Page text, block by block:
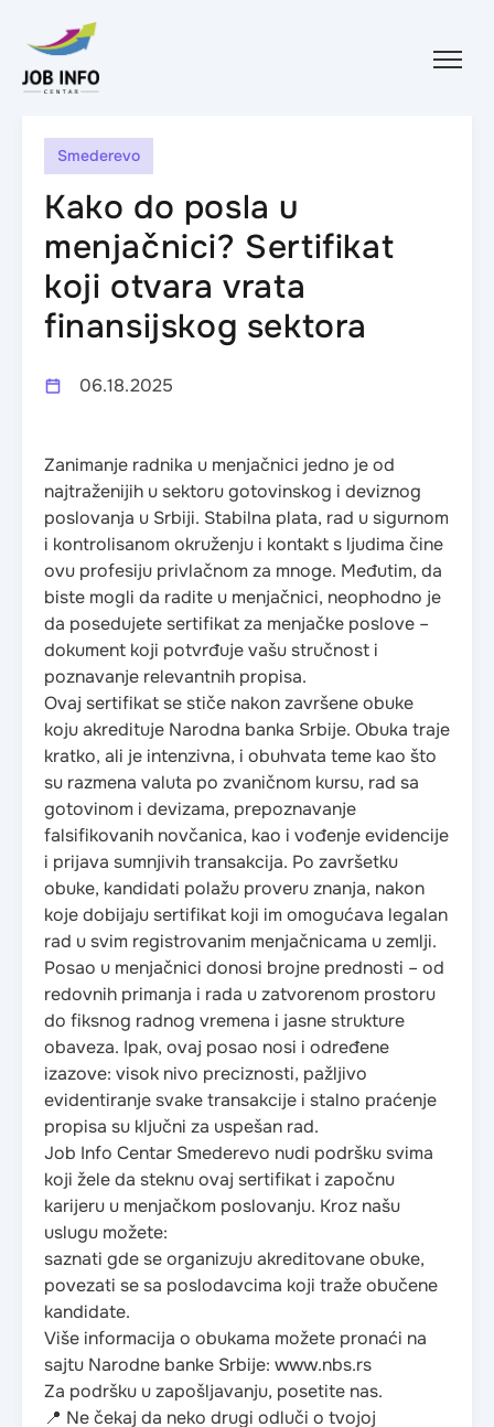
Skip to content
Smederevo
Kako do posla u
menjačnici? Sertifikat
koji otvara vrata
finansijskog sektora
06.18.2025
Zanimanje radnika u menjačnici jedno je od
najtraženijih u sektoru gotovinskog i deviznog
poslovanja u Srbiji. Stabilna plata, rad u sigurnom
i kontrolisanom okruženju i kontakt s ljudima čine
ovu profesiju privlačnom za mnoge. Međutim, da
biste mogli da radite u menjačnici, neophodno je
da posedujete sertifikat za menjačke poslove –
dokument koji potvrđuje vašu stručnost i
poznavanje relevantnih propisa.
Ovaj sertifikat se stiče nakon završene obuke
koju akredituje Narodna banka Srbije. Obuka traje
kratko, ali je intenzivna, i obuhvata teme kao što
su razmena valuta po zvaničnom kursu, rad sa
gotovinom i devizama, prepoznavanje
falsifikovanih novčanica, kao i vođenje evidencije
i prijava sumnjivih transakcija. Po završetku
obuke, kandidati polažu proveru znanja, nakon
koje dobijaju sertifikat koji im omogućava legalan
rad u svim registrovanim menjačnicama u zemlji.
Posao u menjačnici donosi brojne prednosti – od
redovnih primanja i rada u zatvorenom prostoru
do fiksnog radnog vremena i jasne strukture
obaveza. Ipak, ovaj posao nosi i određene
izazove: visok nivo preciznosti, pažljivo
evidentiranje svake transakcije i stalno praćenje
propisa su ključni za uspešan rad.
Job Info Centar Smederevo nudi podršku svima
koji žele da steknu ovaj sertifikat i započnu
karijeru u menjačkom poslovanju. Kroz našu
uslugu možete:
saznati gde se organizuju akreditovane obuke,
povezati se sa poslodavcima koji traže obučene
kandidate.
Više informacija o obukama možete pronaći na
sajtu Narodne banke Srbije: www.nbs.rs
Za podršku u zapošljavanju, posetite nas.
📍 Ne čekaj da neko drugi odluči o tvojoj